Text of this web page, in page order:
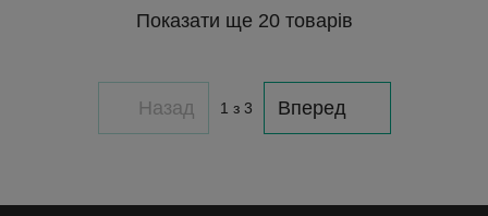
Показати ще 20 товарів
Назад 1 з 3 Вперед